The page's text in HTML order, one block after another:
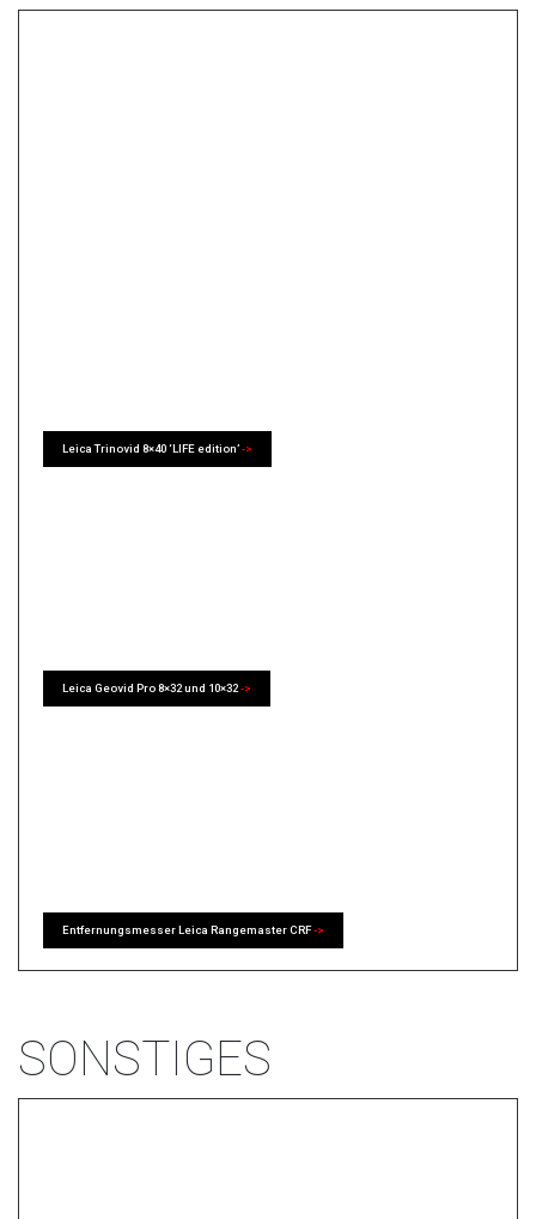
Leica Trinovid 8×40 ‘LIFE edition’->
Leica Geovid Pro 8×32 und 10×32->
Entfernungsmesser Leica Rangemaster CRF->
SONSTIGES